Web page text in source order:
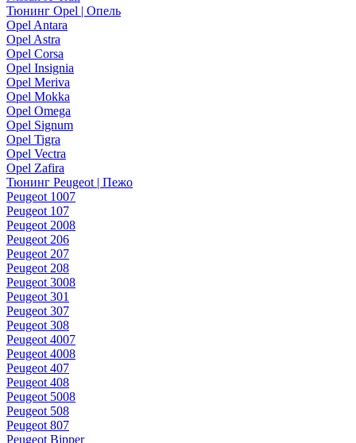
Тюнинг Opel | Опель
Opel Antara
Opel Astra
Opel Corsa
Opel Insignia
Opel Meriva
Opel Mokka
Opel Omega
Opel Signum
Opel Tigra
Opel Vectra
Opel Zafira
Тюнинг Peugeot | Пежо
Peugeot 1007
Peugeot 107
Peugeot 2008
Peugeot 206
Peugeot 207
Peugeot 208
Peugeot 3008
Peugeot 301
Peugeot 307
Peugeot 308
Peugeot 4007
Peugeot 4008
Peugeot 407
Peugeot 408
Peugeot 5008
Peugeot 508
Peugeot 807
Peugeot Bipper